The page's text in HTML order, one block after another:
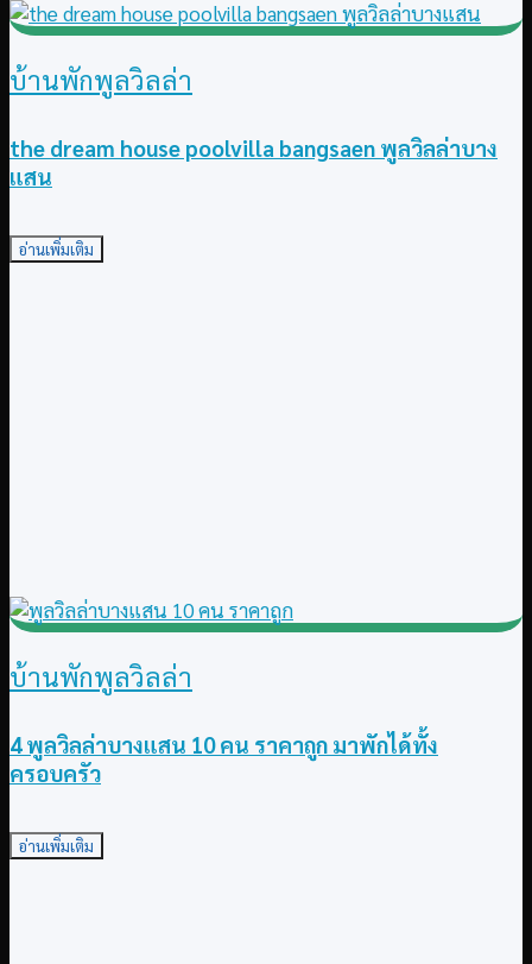
บ้านพักพูลวิลล่า
the dream house poolvilla bangsaen พูลวิลล่าบาง
แสน
อ่านเพิ่มเติม
บ้านพักพูลวิลล่า
4 พูลวิลล่าบางแสน 10 คน ราคาถูก มาพักได้ทั้ง
ครอบครัว
อ่านเพิ่มเติม